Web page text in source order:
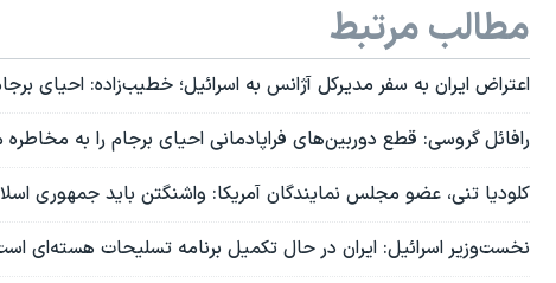
مطالب مرتبط
اعتراض ایران به سفر مدیرکل آژانس به اسرائیل؛ خطیب‌زاده: احیای
رافائل گروسی: قطع دوربین‌های فراپادمانی احیای برجام را به مخاطره
کلودیا تنی، عضو مجلس نمایندگان آمریکا: واشنگتن باید جمهوری
نخست‌وزیر اسرائیل: ایران در حال تکمیل برنامه تسلیحات هسته‌ای